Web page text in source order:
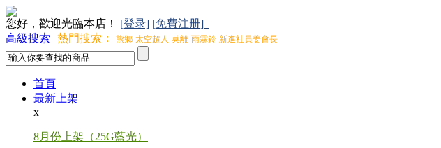
您好，歡迎光臨本店！ [登录] [免費注册]
高級搜索
熱門搜索： 熊鄉 太空超人 莫離 雨霖鈴 新進社員姜會長
首頁
最新上架
x
8月份上架（25G藍光）